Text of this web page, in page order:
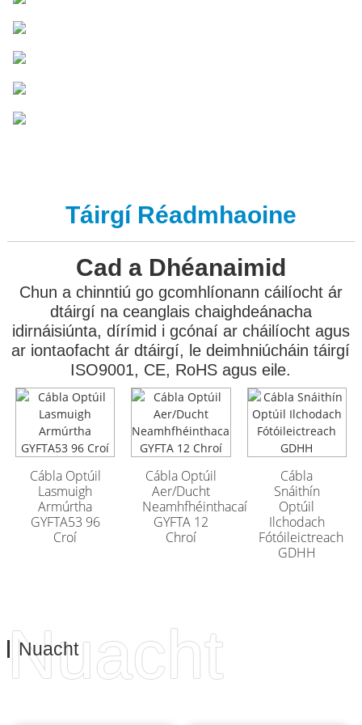
Táirgí Réadmhaoine
Cad a Dhéanaimid
Chun a chinntiú go gcomhlíonann cáilíocht ár
dtáirgí na ceanglais chaighdeánacha
idirnáisiúnta, dírímid i gcónaí ar cháilíocht agus
ar iontaofacht ár dtáirgí, le deimhniúcháin táirgí
ISO9001, CE, RoHS agus eile.
Cábla Optúil
Lasmuigh
Armúrtha
GYFTA53 96
Croí
Cábla Optúil
Aer/Ducht
Neamhfhéinthacaíochta
GYFTA 12
Chroí
Cábla
Snáithín
Optúil
Ilchodach
Fótóileictreach
GDHH
Cábla Optúil
Lasmuigh Armúrtha
GYFTA53 96 Croí
Cábla Optúil
Lasmuigh Armúrtha
GYFTA53 96 Croí
Nuacht
Nuacht